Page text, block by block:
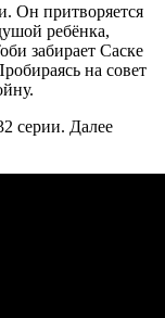
Он притворяется
ребёнка,
забирает Саске
на совет
серии. Далее